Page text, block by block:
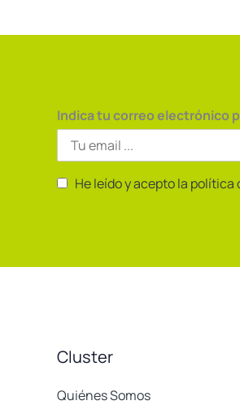
Indica tu correo electrónico
He leído y acepto la política
Cluster
Quiénes Somos